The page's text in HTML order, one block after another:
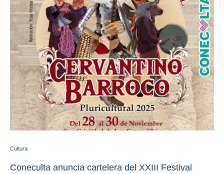
Cultura
Coneculta anuncia cartelera del XXIII Festival